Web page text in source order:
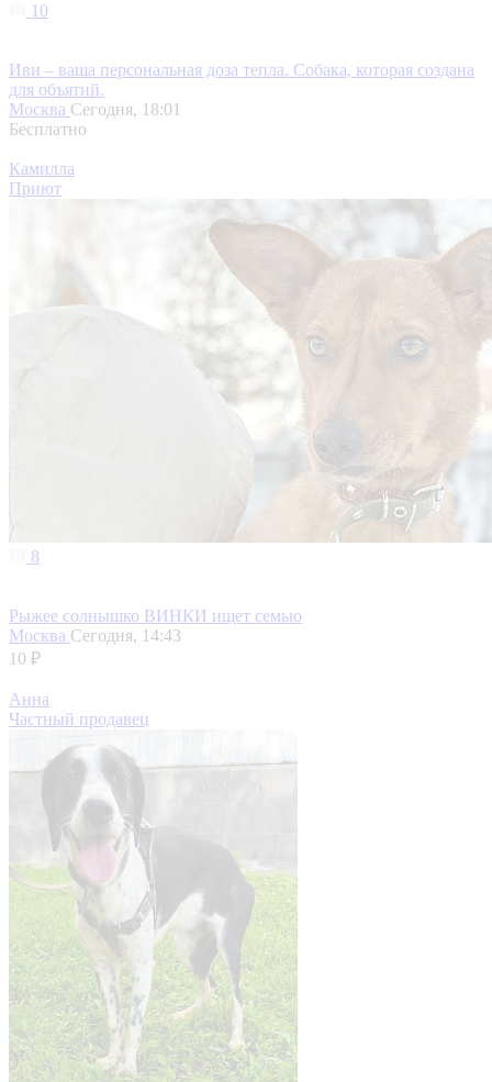
10
Иви – ваша персональная доза тепла. Собака, которая создана
для объятий.
Москва Сегодня, 18:01
Бесплатно
Камилла
Приют
8
Рыжее солнышко ВИНКИ ищет семью
Москва Сегодня, 14:43
10 ₽
Анна
Частный продавец